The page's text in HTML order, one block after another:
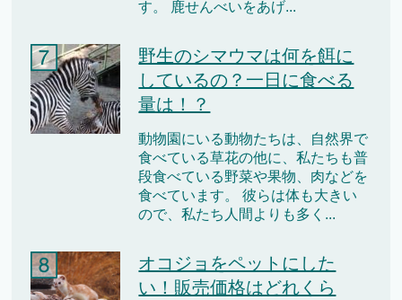
す。 鹿せんべいをあげ...
野生のシマウマは何を餌に
しているの？一日に食べる
量は！？
動物園にいる動物たちは、自然界で
食べている草花の他に、私たちも普
段食べている野菜や果物、肉などを
食べています。 彼らは体も大きい
ので、私たち人間よりも多く...
オコジョをペットにした
い！販売価格はどれくら